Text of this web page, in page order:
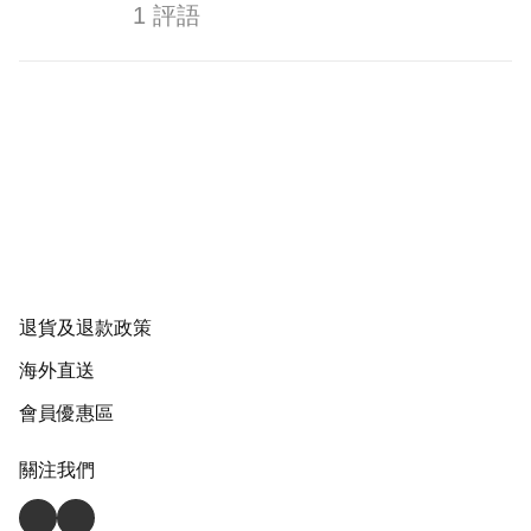
1 評語
退貨及退款政策
海外直送
會員優惠區
關注我們